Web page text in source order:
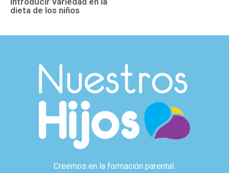
dieta de los niños
Creemos en la formación parental.